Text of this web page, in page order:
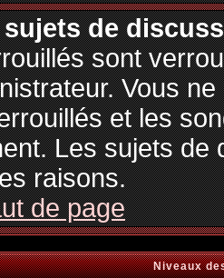
de
sont
Vous
et les
Les sujets
raisons.
de page
Niveaux